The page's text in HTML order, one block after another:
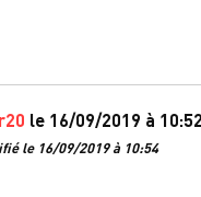
le 16/09/2019 à 10:52
le 16/09/2019 à 10:54